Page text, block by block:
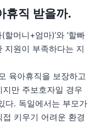
휴직 받을까.
할머니+엄마)’와 ‘할빠
지원이 부족하다는 지
육아휴직을 보장하고
만 주보호자일 경우
다. 독일에서는 부모가
키우기 어려운 환경